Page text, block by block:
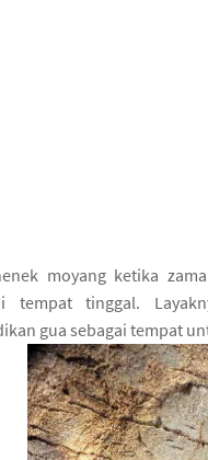
moyang ketika
tempat tinggal.
gua sebagai tempat